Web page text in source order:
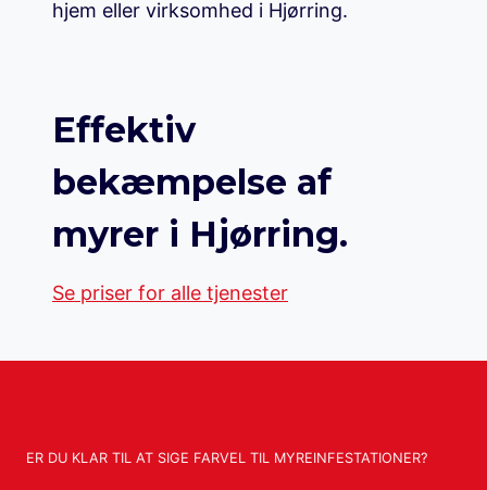
hjem eller virksomhed i Hjørring.
Effektiv
bekæmpelse af
myrer i Hjørring.
Se priser for alle tjenester
ER DU KLAR TIL AT SIGE FARVEL TIL MYREINFESTATIONER?